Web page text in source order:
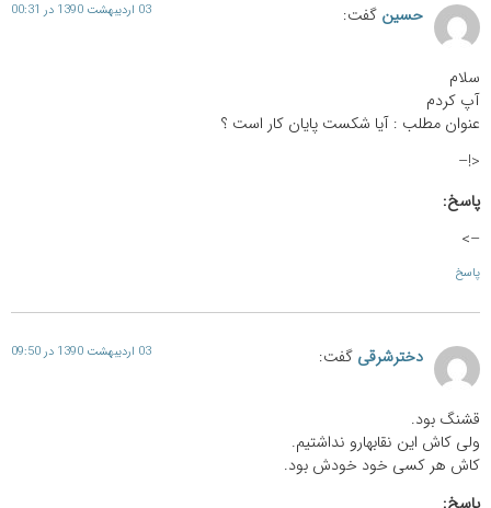
حسین گفت: 03 اردیبهشت 1390 در 00:31
سلام
آپ کردم
عنوان مطلب : آیا شکست پایان کار است ؟
<!–
پاسخ:
–>
پاسخ
دخترشرقی گفت: 03 اردیبهشت 1390 در 09:50
قشنگ بود.
ولی کاش این نقابهارو نداشتیم.
کاش هر کسی خود خودش بود.